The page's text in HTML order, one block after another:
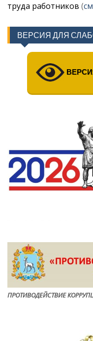
труда работников (
ВЕРСИЯ ДЛЯ
ПРОТИВОДЕЙСТВИЕ